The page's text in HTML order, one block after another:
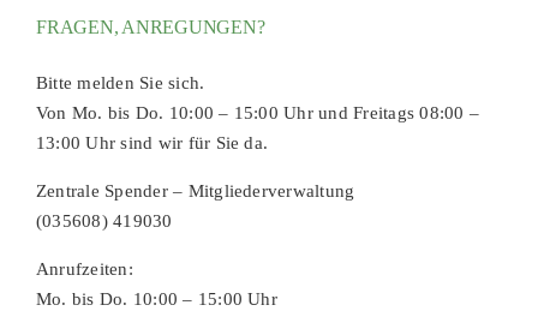
FRAGEN, ANREGUNGEN?
Bitte melden Sie sich.
Von Mo. bis Do. 10:00 – 15:00 Uhr und Freitags 08:00 –
13:00 Uhr sind wir für Sie da.
Zentrale Spender – Mitgliederverwaltung
(035608) 419030
Anrufzeiten:
Mo. bis Do. 10:00 – 15:00 Uhr